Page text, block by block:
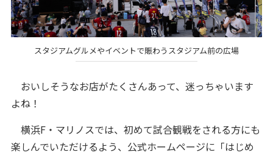
スタジアムグルメやイベントで賑わうスタジアム前の広場
おいしそうなお店がたくさんあって、迷っちゃいます
よね！
横浜F・マリノスでは、初めて試合観戦をされる方にも
楽しんでいただけるよう、公式ホームページに「はじめ